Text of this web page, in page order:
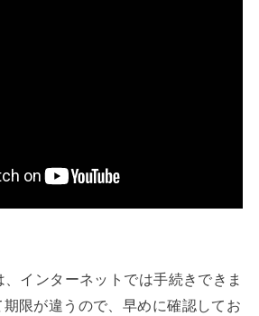
インターネットでは手続きできま
限が違うので、早めに確認してお